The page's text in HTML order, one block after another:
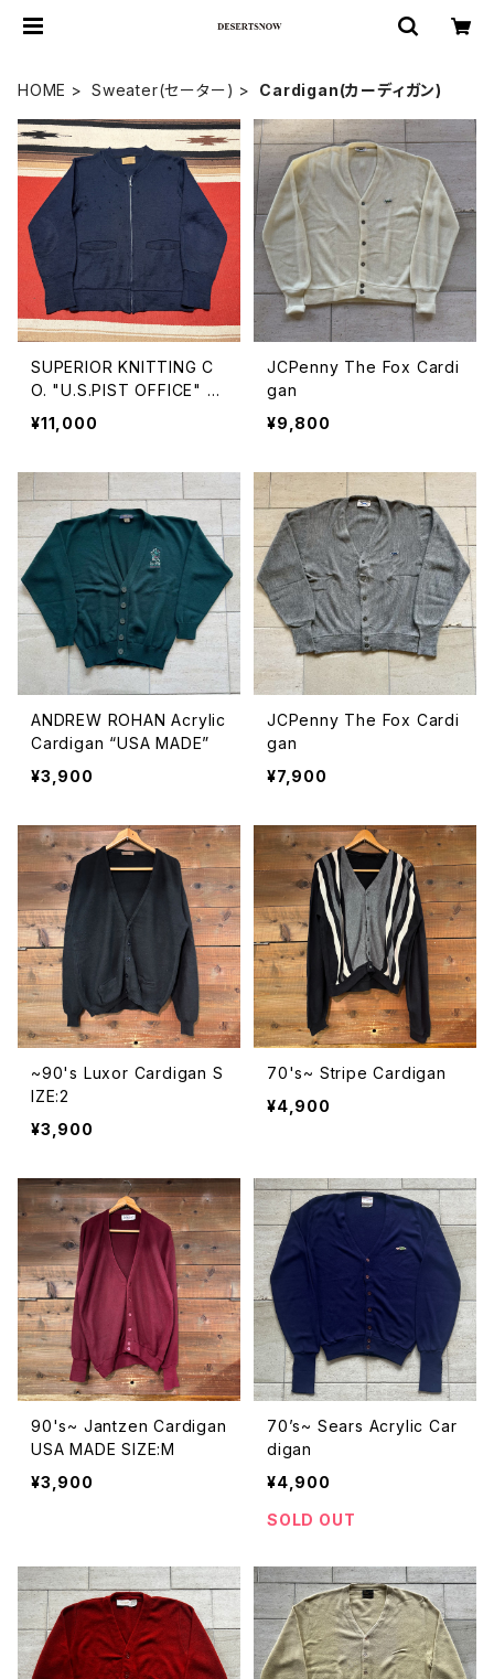
HOME Sweater(セーター) Cardigan(カーディガン)
SUPERIOR KNITTING C
O. "U.S.PIST OFFICE" Zi
p Up Cardigan
¥11,000
JCPenny The Fox Cardi
gan
¥9,800
ANDREW ROHAN Acrylic
Cardigan “USA MADE”
¥3,900
JCPenny The Fox Cardi
gan
¥7,900
~90's Luxor Cardigan S
IZE:2
¥3,900
70's~ Stripe Cardigan
¥4,900
90's~ Jantzen Cardigan
USA MADE SIZE:M
¥3,900
70’s~ Sears Acrylic Car
digan
¥4,900
SOLD OUT